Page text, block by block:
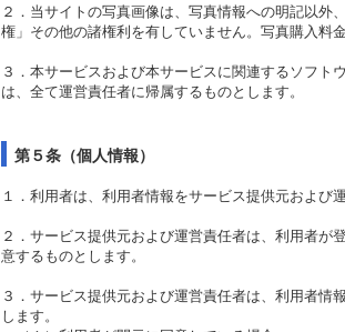
２．当サイトの写真画像は、写真情報への明記以外
権」その他の諸権利を有していません。写真購入料
３．本サービスおよび本サービスに関連するソフト
は、全て運営責任者に帰属するものとします。
第５条（個人情報）
１．利用者は、利用者情報をサービス提供元および
２．サービス提供元および運営責任者は、利用者が
意するものとします。
３．サービス提供元および運営責任者は、利用者情
します。